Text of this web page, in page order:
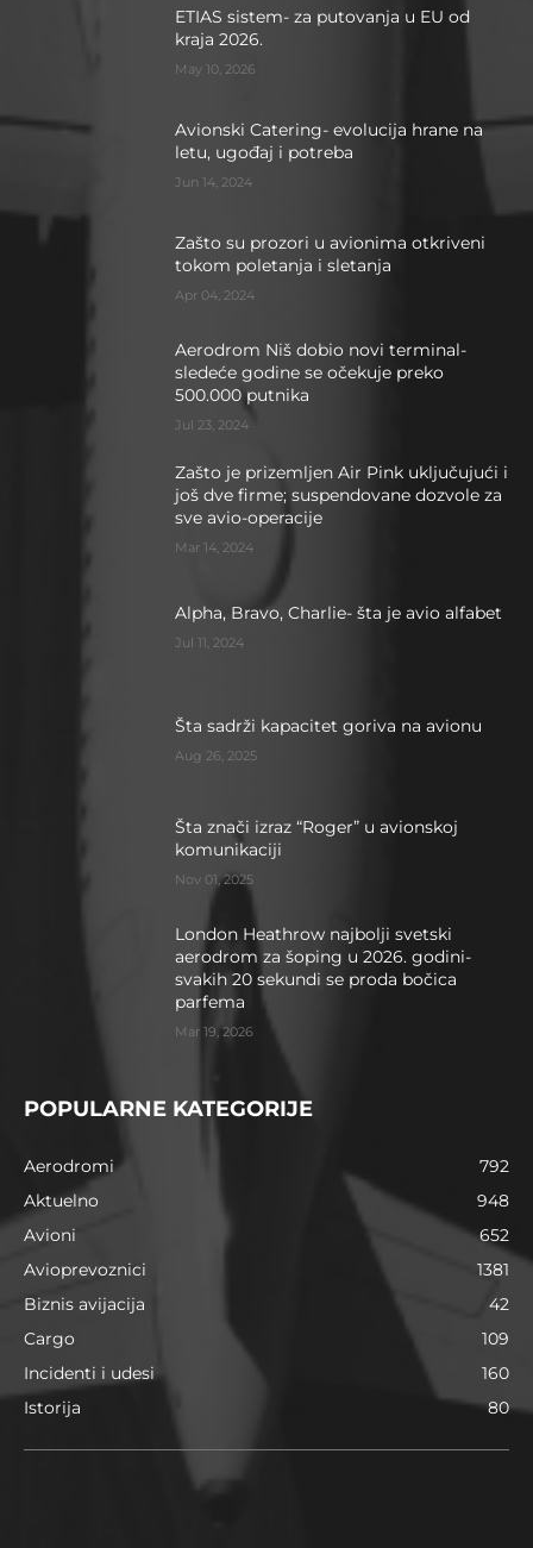
ETIAS sistem- za putovanja u EU od
kraja 2026.
May 10, 2026
Avionski Catering- evolucija hrane na
letu, ugođaj i potreba
Jun 14, 2024
Zašto su prozori u avionima otkriveni
tokom poletanja i sletanja
Apr 04, 2024
Aerodrom Niš dobio novi terminal-
sledeće godine se očekuje preko
500.000 putnika
Jul 23, 2024
Zašto je prizemljen Air Pink uključujući i
još dve firme; suspendovane dozvole za
sve avio-operacije
Mar 14, 2024
Alpha, Bravo, Charlie- šta je avio alfabet
Jul 11, 2024
Šta sadrži kapacitet goriva na avionu
Aug 26, 2025
Šta znači izraz “Roger” u avionskoj
komunikaciji
Nov 01, 2025
London Heathrow najbolji svetski
aerodrom za šoping u 2026. godini-
svakih 20 sekundi se proda bočica
parfema
Mar 19, 2026
POPULARNE KATEGORIJE
Aerodromi
792
Aktuelno
948
Avioni
652
Avioprevoznici
1381
Biznis avijacija
42
Cargo
109
Incidenti i udesi
160
Istorija
80